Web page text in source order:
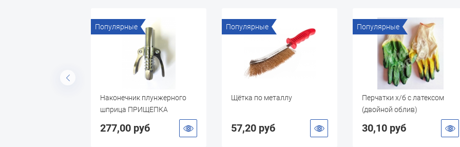
Популярные
Щётка по металлу
57,20 руб
Популярные
Перчатки х/б с латексом
30,10 руб
Популярные
Разъём 2 конт. с проводом
"Евро" (герметичный)
92,80 руб